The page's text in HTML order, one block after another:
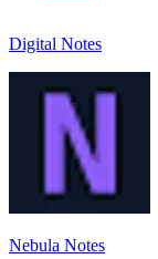
Digital Notes
Nebula Notes